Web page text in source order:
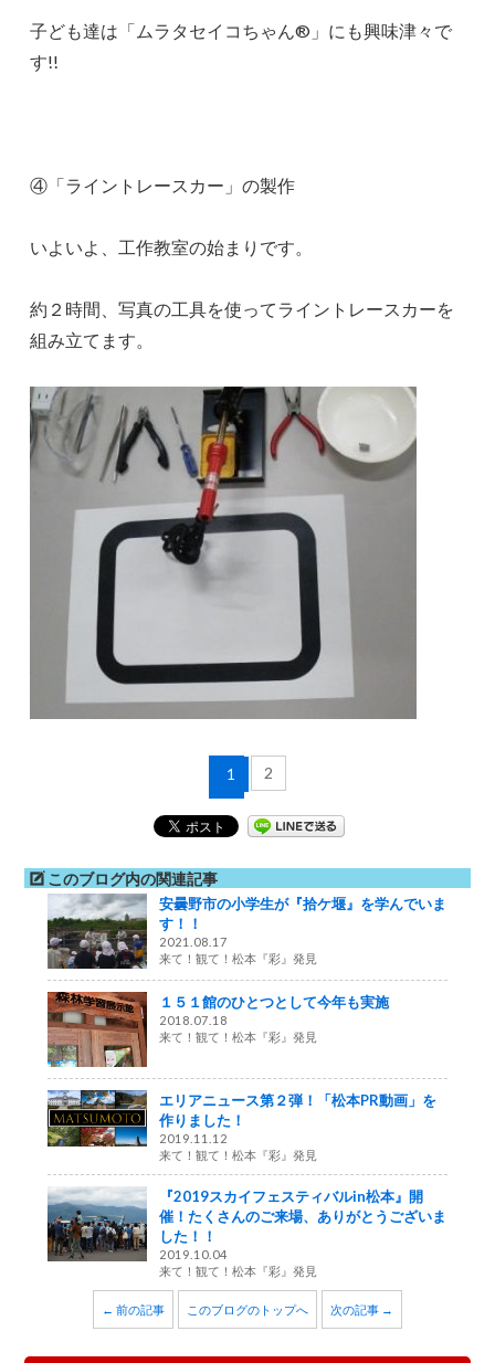
子ども達は「ムラタセイコちゃん®」にも興味津々で
す!!
④「ライントレースカー」の製作
いよいよ、工作教室の始まりです。
約２時間、写真の工具を使ってライントレースカーを
組み立てます。
1 2
このブログ内の関連記事
安曇野市の小学生が『拾ケ堰』を学んでいま
す！！
2021.08.17
来て！観て！松本『彩』発見
１５１館のひとつとして今年も実施
2018.07.18
来て！観て！松本『彩』発見
エリアニュース第２弾！「松本PR動画」を
作りました！
2019.11.12
来て！観て！松本『彩』発見
『2019スカイフェスティバルin松本』開
催！たくさんのご来場、ありがとうございま
した！！
2019.10.04
来て！観て！松本『彩』発見
← 前の記事 このブログのトップへ 次の記事 →